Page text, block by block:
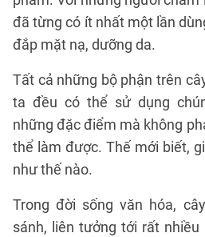
đã từng có ít nhất một lần
đắp mặt nạ, dưỡng da.
Tất cả những bộ phận trên
ta đều có thể sử dụng
những đặc điểm mà không
thể làm được. Thế mới biết,
như thế nào.
Trong đời sống văn hóa,
sánh, liên tưởng tới rất nhiều